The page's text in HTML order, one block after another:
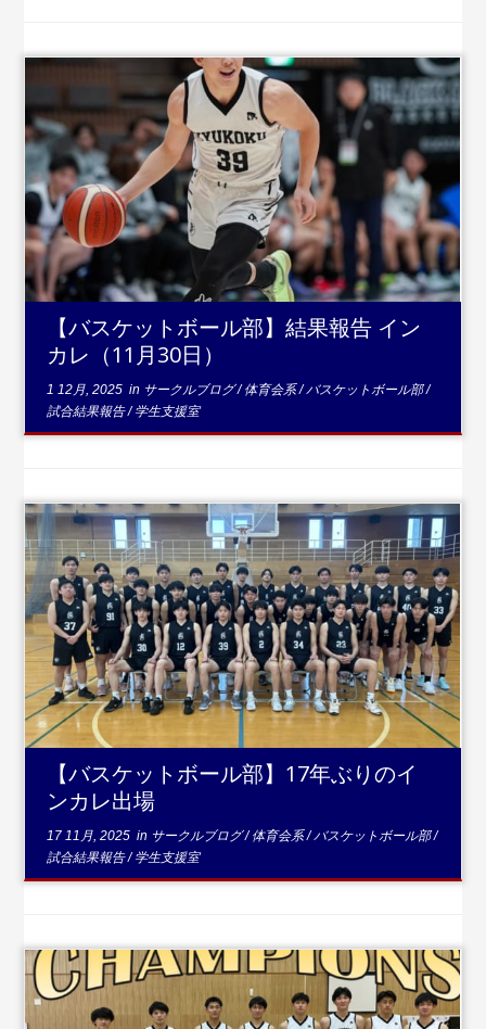
...続きを読む
【バスケットボール部】結果報告 イン
カレ（11月30日）
1 12月, 2025 in サークルブログ/体育会系/バスケットボール部/
試合結果報告/学生支援室
...続きを読む
【バスケットボール部】17年ぶりのイ
ンカレ出場
17 11月, 2025 in サークルブログ/体育会系/バスケットボール部/
試合結果報告/学生支援室